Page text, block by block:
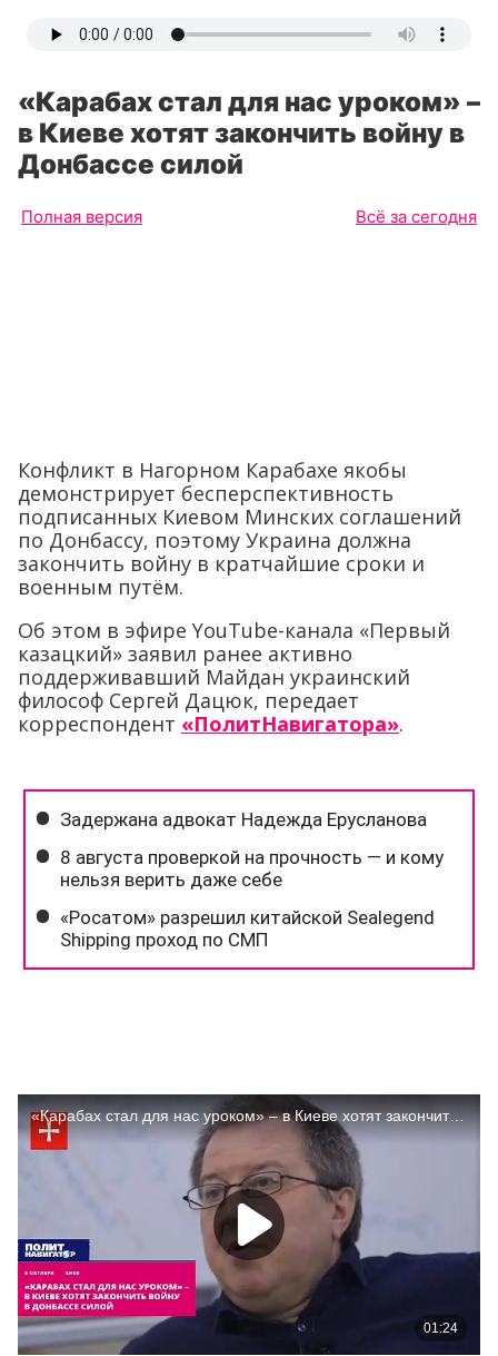
«Карабах стал для нас уроком» –
в Киеве хотят закончить войну в
Донбассе силой
Полная версия Всё за сегодня
Конфликт в Нагорном Карабахе якобы
демонстрирует бесперспективность
подписанных Киевом Минских соглашений
по Донбассу, поэтому Украина должна
закончить войну в кратчайшие сроки и
военным путём.
Об этом в эфире YouTube-канала «Первый
казацкий» заявил ранее активно
поддерживавший Майдан украинский
философ Сергей Дацюк, передает
корреспондент «ПолитНавигатора».